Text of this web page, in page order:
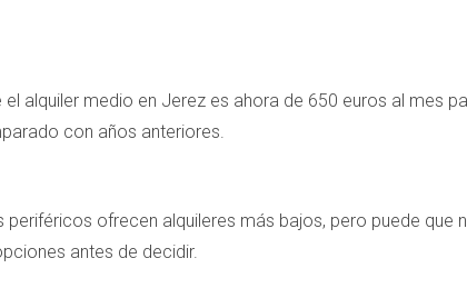
alquiler medio en Jerez es ahora de 650 euros al mes
con años anteriores.
ofrecen alquileres más bajos, pero puede que
antes de decidir.